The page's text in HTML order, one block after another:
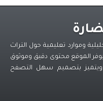
وموارد تعليمية حول التراث
يوفر الموقع محتوى دقيق وموثوق
ويتميز بتصميم سهل التصفح